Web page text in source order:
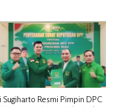
Sugiharto Resmi Pimpin DPC